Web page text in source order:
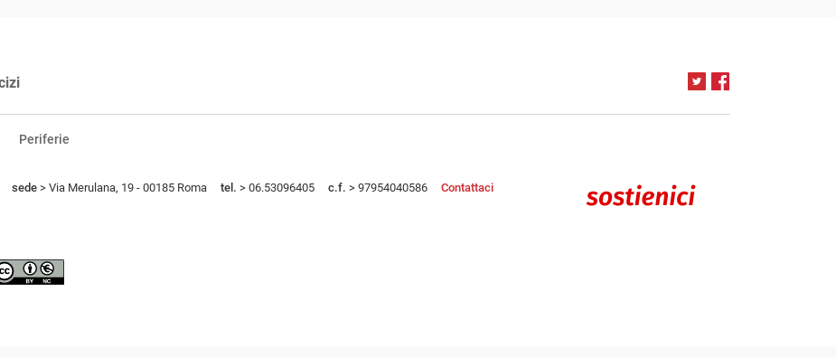
Periferie
sede > Via Merulana, 19 - 00185 Roma tel. > 06.53096405 c.f. > 97954040586 Contattaci